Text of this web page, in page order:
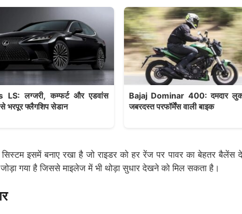
LS: लग्जरी, कम्फर्ट और एडवांस
भरपूर फ्लैगशिप सेडान
Bajaj Dominar 400: दमदार
जबरदस्त परफॉर्मेंस वाली बाइक
इसमें बनाए रखा है जो राइडर को हर रेंज पर पावर का बेहतर बैलेंस
गया है जिससे माइलेज में भी थोड़ा सुधार देखने को मिल सकता है।